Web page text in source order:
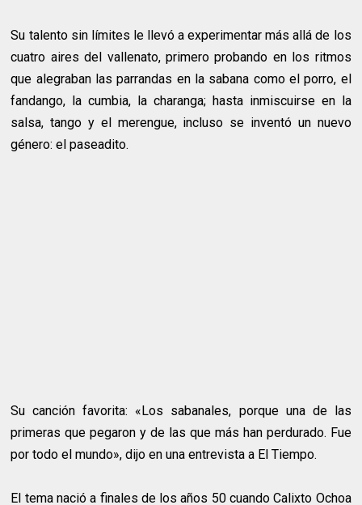
Su talento sin límites le llevó a experimentar más allá de los
cuatro aires del vallenato, primero probando en los ritmos
que alegraban las parrandas en la sabana como el porro, el
fandango, la cumbia, la charanga; hasta inmiscuirse en la
salsa, tango y el merengue, incluso se inventó un nuevo
género: el paseadito.
Su canción favorita: «Los sabanales, porque una de las
primeras que pegaron y de las que más han perdurado. Fue
por todo el mundo», dijo en una entrevista a El Tiempo.
El tema nació a finales de los años 50 cuando Calixto Ochoa